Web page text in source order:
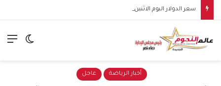
الوضع
أخبار الرياضة عاجل